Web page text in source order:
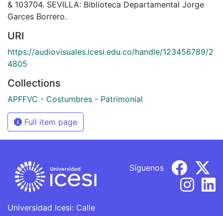
& 103704. SEVILLA: Biblioteca Departamental Jorge
Garces Borrero.
URI
https://audiovisuales.icesi.edu.co/handle/123456789/2
4805
Collections
APFFVC - Costumbres - Patrimonial
Full item page
Universidad Icesi: Calle
Síguenos